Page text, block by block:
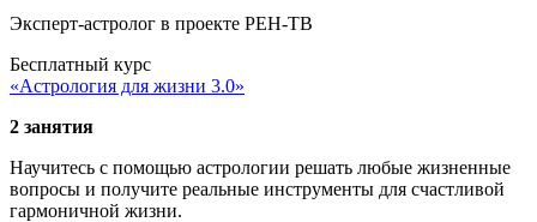
Эксперт-астролог в проекте РЕН-ТВ
Бесплатный курс
«Астрология для жизни 3.0»
2 занятия
Научитесь с помощью астрологии решать любые жизненные
вопросы и получите реальные инструменты для счастливой
гармоничной жизни.